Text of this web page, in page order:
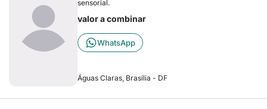
sensorial.
valor a combinar
WhatsApp
Águas Claras, Brasília - DF